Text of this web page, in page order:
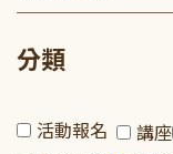
分類
活動報名 講座